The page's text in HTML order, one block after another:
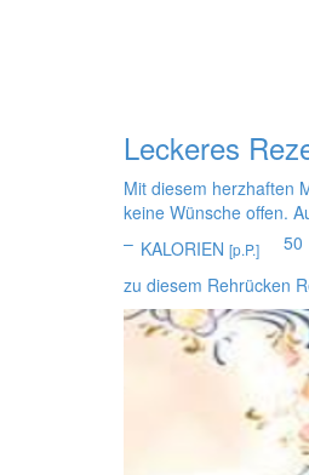
Leckeres
Mit diesem herzhaften
keine Wünsche offen.
– KALORIEN [p.P.] 50
zu diesem Rehrücken